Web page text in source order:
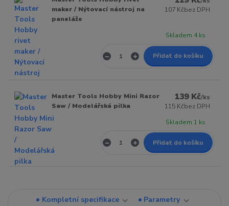
maker / Nýtovací nástroj na
paneláže
107 Kčbez DPH
Skladem 4 ks
Přidat do košíku
Master Tools Hobby Mini Razor
Saw / Modelářská pilka
139 Kč/ks
115 Kčbez DPH
Skladem 1 ks
Přidat do košíku
Kompletní specifikace
Parametry